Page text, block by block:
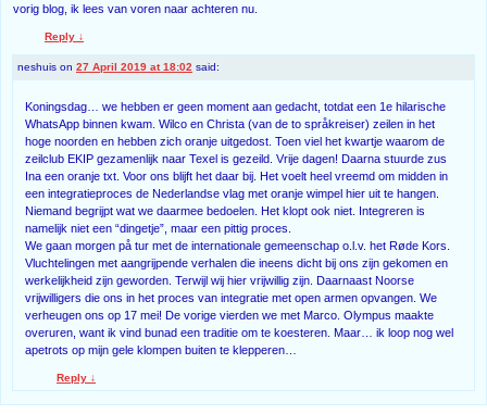
vorig blog, ik lees van voren naar achteren nu.
Reply ↓
neshuis on 27 April 2019 at 18:02 said:
Koningsdag… we hebben er geen moment aan gedacht, totdat een 1e hilarische
WhatsApp binnen kwam. Wilco en Christa (van de to språkreiser) zeilen in het
hoge noorden en hebben zich oranje uitgedost. Toen viel het kwartje waarom de
zeilclub EKIP gezamenlijk naar Texel is gezeild. Vrije dagen! Daarna stuurde zus
Ina een oranje txt. Voor ons blijft het daar bij. Het voelt heel vreemd om midden in
een integratieproces de Nederlandse vlag met oranje wimpel hier uit te hangen.
Niemand begrijpt wat we daarmee bedoelen. Het klopt ook niet. Integreren is
namelijk niet een “dingetje”, maar een pittig proces.
We gaan morgen på tur met de internationale gemeenschap o.l.v. het Røde Kors.
Vluchtelingen met aangrijpende verhalen die ineens dicht bij ons zijn gekomen en
werkelijkheid zijn geworden. Terwijl wij hier vrijwillig zijn. Daarnaast Noorse
vrijwilligers die ons in het proces van integratie met open armen opvangen. We
verheugen ons op 17 mei! De vorige vierden we met Marco. Olympus maakte
overuren, want ik vind bunad een traditie om te koesteren. Maar… ik loop nog wel
apetrots op mijn gele klompen buiten te klepperen…
Reply ↓